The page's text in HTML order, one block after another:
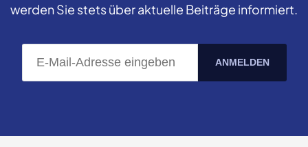
werden Sie stets über aktuelle Beiträge informiert.